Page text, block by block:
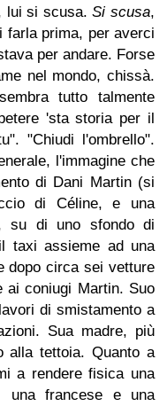
lui si scusa.Si scusa,
farla prima, per averci
per andare. Forse
nel mondo, chissà.
tutto talmente
'sta storia per il
"Chiudi l'ombrello".
l'immagine che
di Dani Martin (si
di Céline, e una
su di uno sfondo di
taxi assieme ad una
dopo circa sei vetture
ai coniugi Martin. Suo
di smistamento a
Sua madre, più
alla tettoia. Quanto a
a rendere fisica una
una francese e una